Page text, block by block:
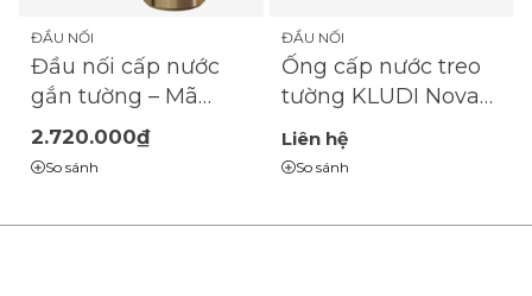
ĐẦU NỐI
Đầu nối cấp nước
gắn tường – Mã
20543N1-15
2.720.000₫
So sánh
ĐẦU NỐI
Ống cấp nước treo
tường KLUDI Nova
Fonte Puristic – Mã
2054305‑15
Liên hệ
So sánh